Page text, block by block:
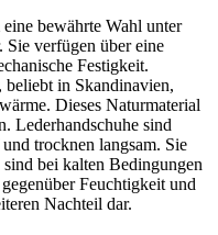
bewährte Wahl unter
Sie verfügen über eine
Festigkeit.
beliebt in Skandinavien,
Dieses Naturmaterial
Lederhandschuhe sind
trocknen langsam. Sie
bei kalten Bedingungen
Feuchtigkeit und
Nachteil dar.